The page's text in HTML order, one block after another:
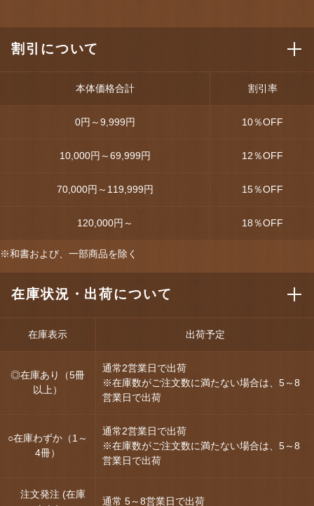
割引について
本体価格合計 割引率
0円～9,999円 10％OFF
10,000円～69,999円 12％OFF
70,000円～119,999円 15％OFF
120,000円～ 18％OFF
※和書および、一部商品を除く
在庫状況・出荷について
在庫表示 出荷予定
◎在庫あり（5冊
以上）
通常2営業日で出荷
※在庫数がご注文数に満たない場合は、5～8
営業日で出荷
○在庫わずか（1～
4冊）
通常2営業日で出荷
※在庫数がご注文数に満たない場合は、5～8
営業日で出荷
注文発注 (在庫
通常 5～8営業日で出荷